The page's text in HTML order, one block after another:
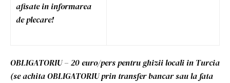
afisate in informarea
de plecare!
OBLIGATORIU – 20 euro/pers pentru ghizii locali in Turcia
(se achita OBLIGATORIU prin transfer bancar sau la fata